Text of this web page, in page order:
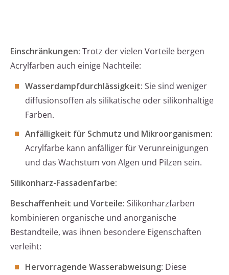
Einschränkungen: Trotz der vielen Vorteile bergen
Acrylfarben auch einige Nachteile:
Wasserdampfdurchlässigkeit: Sie sind weniger
diffusionsoffen als silikatische oder silikonhaltige
Farben.
Anfälligkeit für Schmutz und Mikroorganismen:
Acrylfarbe kann anfälliger für Verunreinigungen
und das Wachstum von Algen und Pilzen sein.
Silikonharz-Fassadenfarbe:
Beschaffenheit und Vorteile: Silikonharzfarben
kombinieren organische und anorganische
Bestandteile, was ihnen besondere Eigenschaften
verleiht:
Hervorragende Wasserabweisung: Diese